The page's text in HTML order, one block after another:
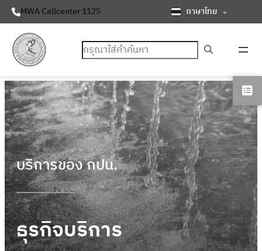
MWA Callcenter 1125 ภาษาไทย
ค้นหา
บริการของ กปน.
ธุรกิจบริการ